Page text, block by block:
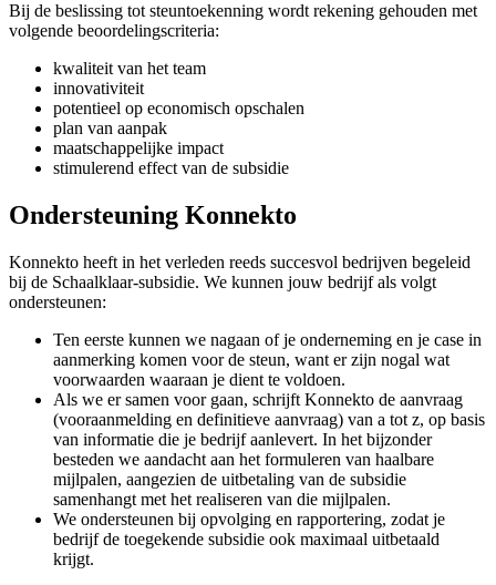
Bij de beslissing tot steuntoekenning wordt rekening gehouden met
volgende beoordelingscriteria:
kwaliteit van het team
innovativiteit
potentieel op economisch opschalen
plan van aanpak
maatschappelijke impact
stimulerend effect van de subsidie
Ondersteuning Konnekto
Konnekto heeft in het verleden reeds succesvol bedrijven begeleid
bij de Schaalklaar-subsidie. We kunnen jouw bedrijf als volgt
ondersteunen:
Ten eerste kunnen we nagaan of je onderneming en je case in
aanmerking komen voor de steun, want er zijn nogal wat
voorwaarden waaraan je dient te voldoen.
Als we er samen voor gaan, schrijft Konnekto de aanvraag
(vooraanmelding en definitieve aanvraag) van a tot z, op basis
van informatie die je bedrijf aanlevert. In het bijzonder
besteden we aandacht aan het formuleren van haalbare
mijlpalen, aangezien de uitbetaling van de subsidie
samenhangt met het realiseren van die mijlpalen.
We ondersteunen bij opvolging en rapportering, zodat je
bedrijf de toegekende subsidie ook maximaal uitbetaald
krijgt.